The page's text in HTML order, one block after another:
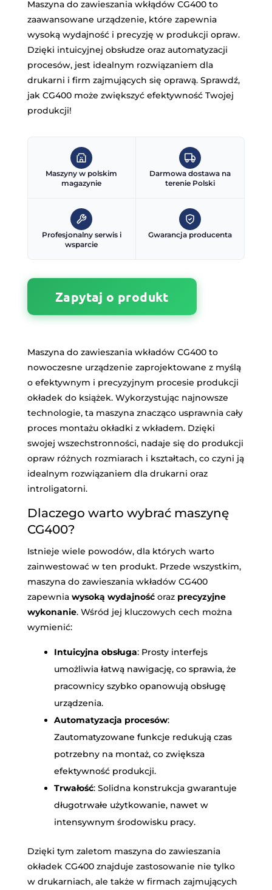
Maszyna do zawieszania wkłądów CG400 to
zaawansowane urządzenie, które zapewnia
wysoką wydajność i precyzję w produkcji opraw.
Dzięki intuicyjnej obsłudze oraz automatyzacji
procesów, jest idealnym rozwiązaniem dla
drukarni i firm zajmujących się oprawą. Sprawdź,
jak CG400 może zwiększyć efektywność Twojej
produkcji!
Maszyny w polskim
magazynie
Darmowa dostawa na
terenie Polski
Profesjonalny serwis i
wsparcie
Gwarancja producenta
Zapytaj o produkt
Maszyna do zawieszania wkładów CG400 to
nowoczesne urządzenie zaprojektowane z myślą
o efektywnym i precyzyjnym procesie produkcji
okładek do książek. Wykorzystując najnowsze
technologie, ta maszyna znacząco usprawnia cały
proces montażu okładki z wkładem. Dzięki
swojej wszechstronności, nadaje się do produkcji
opraw różnych rozmiarach i kształtach, co czyni ją
idealnym rozwiązaniem dla drukarni oraz
introligatorni.
Dlaczego warto wybrać maszynę
CG400?
Istnieje wiele powodów, dla których warto
zainwestować w ten produkt. Przede wszystkim,
maszyna do zawieszania wkładów CG400
zapewnia wysoką wydajnośćoraz precyzyjne
wykonanie. Wśród jej kluczowych cech można
wymienić:
Intuicyjna obsługa: Prosty interfejs
umożliwia łatwą nawigację, co sprawia, że
pracownicy szybko opanowują obsługę
urządzenia.
Automatyzacja procesów:
Zautomatyzowane funkcje redukują czas
potrzebny na montaż, co zwiększa
efektywność produkcji.
Trwałość: Solidna konstrukcja gwarantuje
długotrwałe użytkowanie, nawet w
intensywnym środowisku pracy.
Dzięki tym zaletom maszyna do zawieszania
okładek CG400 znajduje zastosowanie nie tylko
w drukarniach, ale także w firmach zajmujących